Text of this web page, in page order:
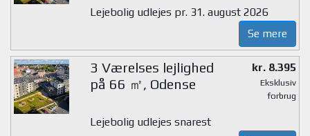
Lejebolig udlejes pr. 31. august 2026
Se mere
3 Værelses lejlighed
på 66 ㎡, Odense
kr. 8.395
Eksklusiv
forbrug
Lejebolig udlejes snarest